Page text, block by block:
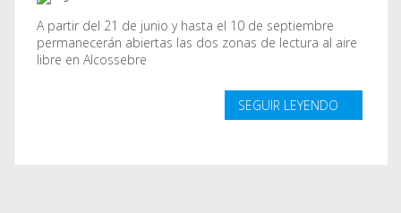
A partir del 21 de junio y hasta el 10 de septiembre
permanecerán abiertas las dos zonas de lectura al aire
libre en Alcossebre
SEGUIR LEYENDO